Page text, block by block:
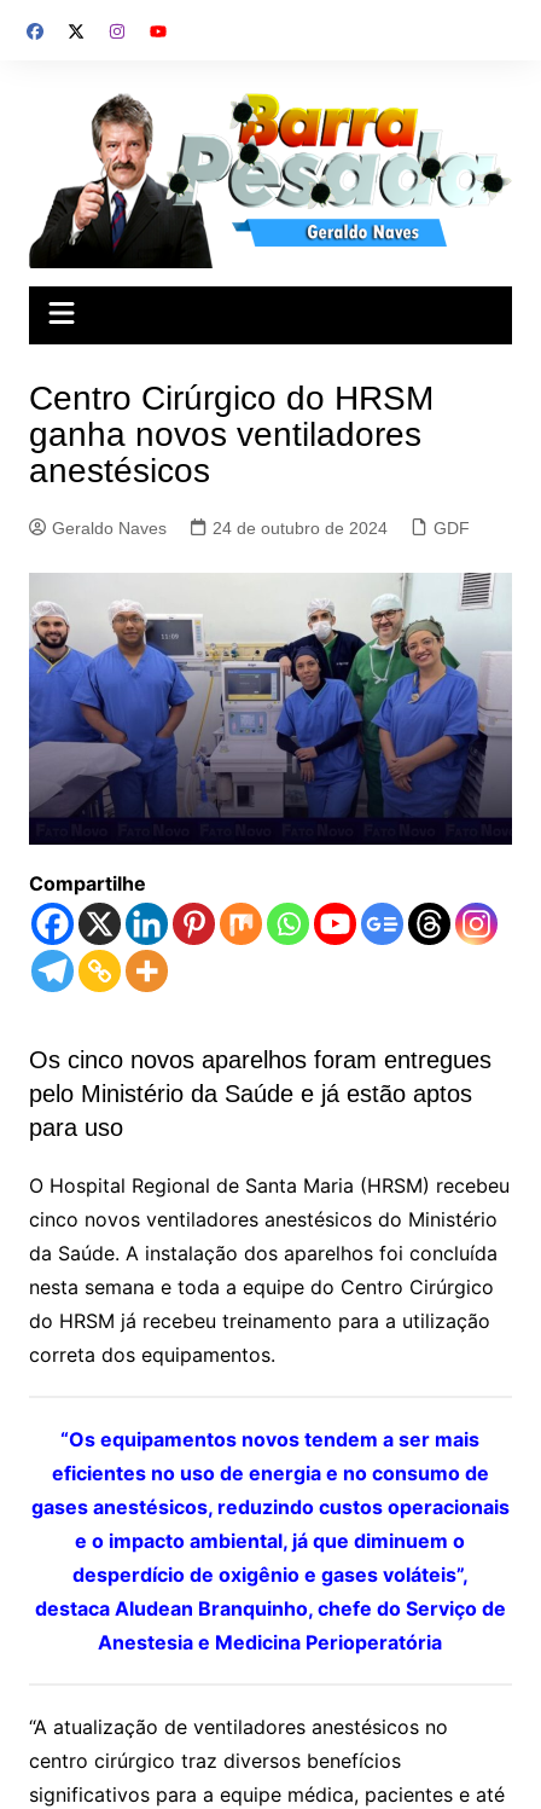
para
Centro Cirúrgico do HRSM
ganha novos ventiladores
anestésicos
Geraldo Naves 24 de outubro de 2024 GDF
Compartilhe
Os cinco novos aparelhos foram entregues
pelo Ministério da Saúde e já estão aptos
para uso
O Hospital Regional de Santa Maria (HRSM) recebeu
cinco novos ventiladores anestésicos do Ministério
da Saúde. A instalação dos aparelhos foi concluída
nesta semana e toda a equipe do Centro Cirúrgico
do HRSM já recebeu treinamento para a utilização
correta dos equipamentos.
“Os equipamentos novos tendem a ser mais
eficientes no uso de energia e no consumo de
gases anestésicos, reduzindo custos operacionais
e o impacto ambiental, já que diminuem o
desperdício de oxigênio e gases voláteis”,
destaca Aludean Branquinho, chefe do Serviço de
Anestesia e Medicina Perioperatória
“A atualização de ventiladores anestésicos no
centro cirúrgico traz diversos benefícios
significativos para a equipe médica, pacientes e até